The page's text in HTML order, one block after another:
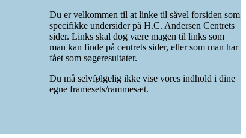
Du er velkommen til at linke til såvel forsiden som
specifikke undersider på H.C. Andersen Centrets
sider. Links skal dog være magen til links som
man kan finde på centrets sider, eller som man har
fået som søgeresultater.
Du må selvfølgelig ikke vise vores indhold i dine
egne framesets/rammesæt.